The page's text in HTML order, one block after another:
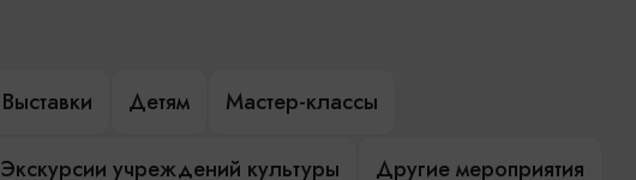
Выставки Детям Мастер-классы
Экскурсии учреждений культуры Другие мероприятия